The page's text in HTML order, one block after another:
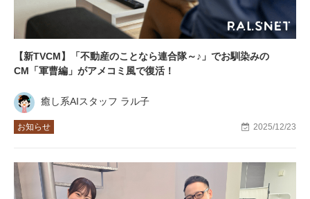
【新TVCM】「不動産のことなら連合隊～♪」でお馴染みの
CM「軍曹編」がアメコミ風で復活！
癒し系AIスタッフ ラル子
お知らせ 2025/12/23